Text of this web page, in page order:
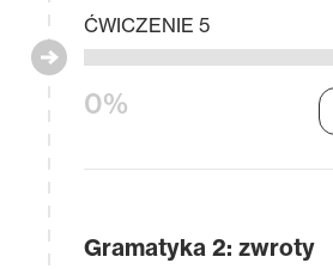
0%
ĆWICZENIE 5
Gramatyka 2: zwroty